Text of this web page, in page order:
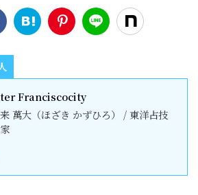
Franciscocity
萬大（ほざき かずひろ） / 東洋占技